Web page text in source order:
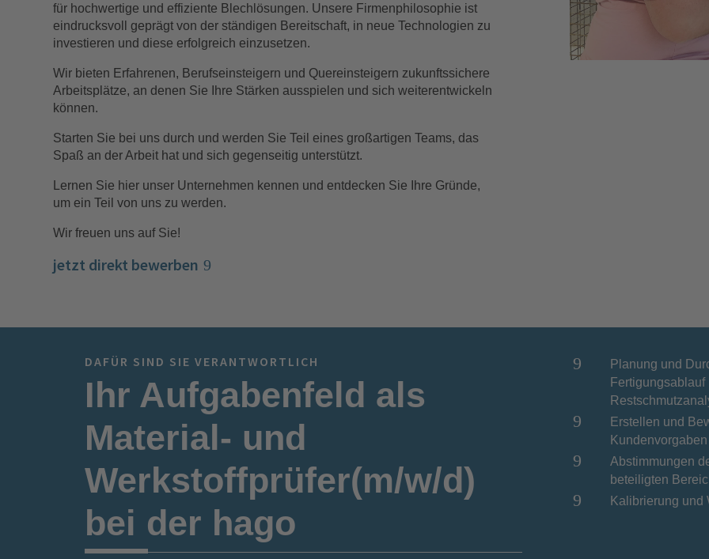
für hochwertige und effiziente Blechlösungen. Unsere Firmenphilosophie ist
eindrucksvoll geprägt von der ständigen Bereitschaft, in neue Technologien zu
investieren und diese erfolgreich einzusetzen.
Wir bieten Erfahrenen, Berufseinsteigern und Quereinsteigern zukunftssichere
Arbeitsplätze, an denen Sie Ihre Stärken ausspielen und sich weiterentwickeln
können.
Starten Sie bei uns durch und werden Sie Teil eines großartigen Teams, das
Spaß an der Arbeit hat und sich gegenseitig unterstützt.
Lernen Sie hier unser Unternehmen kennen und entdecken Sie Ihre Gründe,
um ein Teil von uns zu werden.
Wir freuen uns auf Sie!
jetzt direkt bewerben
DAFÜR SIND SIE VERANTWORTLICH
Ihr Aufgabenfeld als
Material- und
Werkstoffprüfer(m/w/d)
bei der hago
9
Planung und
9
Erstellen und
9
Abstimmungen
beteiligten
9 Kalibrierung und